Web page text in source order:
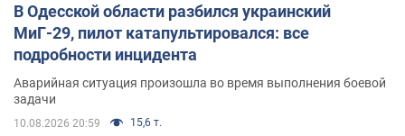
В Одесской области разбился украинский
МиГ-29, пилот катапультировался: все
подробности инцидента
Аварийная ситуация произошла во время выполнения боевой
задачи
10.08.2026 20:59 15,6 т.